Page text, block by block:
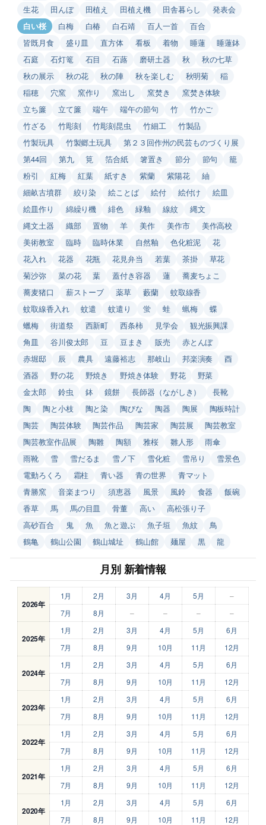
生花 田んぼ 田植え 田植え機 田舎暮らし
発表会
白い桜
白梅 白椿 白石靖 百人一首
百合
皆既月食
盛り皿 直方体 看板 着物 睡蓮
睡蓮鉢
石庭
石灯篭 石目 石蕗 磨研土器 秋
秋の七草
秋の展示
秋の花 秋の陣 秋を楽しむ 秋明菊
稲
稲穂
穴窯 窯作り 窯出し 窯焚き
窯焚き体験
立ち簾
立て簾 端午 端午の節句 竹
竹かご
竹ざる
竹彫刻 竹彫刻昆虫 竹細工
竹製品
竹製玩具
竹製郷土玩具
第２３回作州の民芸ものづくり展
第44回
第九 筧 箔合紙 箸置き 節分 節句
籠
粉引
紅梅 紅葉 紙すき 紫蘭 紫陽花
紬
細畝古墳群
絞り染 絵ことば 絵付 絵付け
絵皿
絵皿作り
綿繰り機 緋色 緑釉 線紋
縄文
縄文土器
織部 置物 羊 美作 美作市
美作高校
美術教室
臨時 臨時休業 自然釉 色化粧泥
花
花入れ
花器 花瓶 花見弁当 若葉 茶掛
草花
菊沙弥
菜の花 葉 蓋付き容器 蓮
蕎麦ちょこ
蕎麦猪口
薪ストーブ 薬草 藪蘭
蚊取線香
蚊取線香入れ
蚊遣 蚊遣り 蛍 蛙 蝋梅
蝶
蠟梅
街道祭 西新町 西条柿 見学会
観光振興課
角皿
谷川俊太郎 豆 豆まき 販売
赤とんぼ
赤堀邸
辰 農具 遠藤裕志 那岐山 邦楽演奏
酉
酒器
野の花 野焼き 野焼き体験 野花
野菜
金太郎
鈴虫 鉢 鏡餅 長師器（ながしき）
長靴
陶
陶と小枝 陶と染 陶びな 陶器 陶展
陶板時計
陶芸
陶芸体験 陶芸作品 陶芸家 陶芸展
陶芸教室
陶芸教室作品展
陶雛 陶額 雅桜 雛人形
雨傘
雨靴
雪 雪だるま 雪ノ下 雪化粧 雪吊り
雪景色
電動ろくろ
霜柱 青い器 青の世界
青マット
青勝窯
音楽まつり 須恵器 風景 風鈴 食器
飯碗
香草
馬 馬の目皿 骨董 高い
高松張り子
高砂百合
鬼 魚 魚と遊ぶ 魚子垣 魚紋
鳥
鶴亀
鶴山公園 鶴山城址 鶴山館 麺屋 黒 龍
月別 新着情報
2026年
1月 2月 3月 4月 5月
–
7月
8月 – – – –
2025年
1月 2月 3月 4月 5月
6月
7月
8月 9月 10月 11月 12月
2024年
1月 2月 3月 4月 5月
6月
7月
8月 9月 10月 11月 12月
2023年
1月 2月 3月 4月 5月
6月
7月
8月 9月 10月 11月 12月
2022年
1月 2月 3月 4月 5月
6月
7月
8月 9月 10月 11月 12月
2021年
1月 2月 3月 4月 5月
6月
7月
8月 9月 10月 11月 12月
2020年
1月 2月 3月 4月 5月
6月
7月
8月 9月 10月 11月 12月